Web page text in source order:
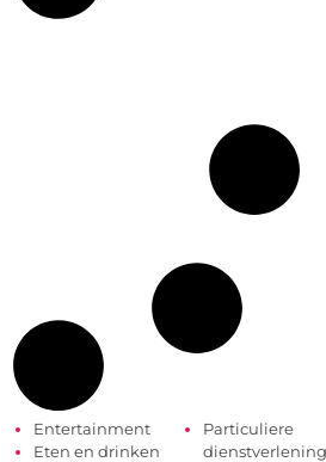
Entertainment
Eten en drinken
Particuliere
dienstverlening